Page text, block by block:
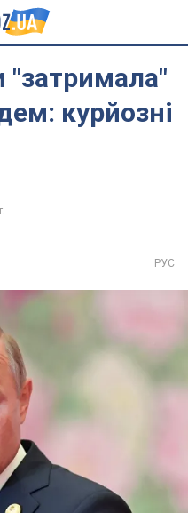
"затримала"
курйозні
РУС